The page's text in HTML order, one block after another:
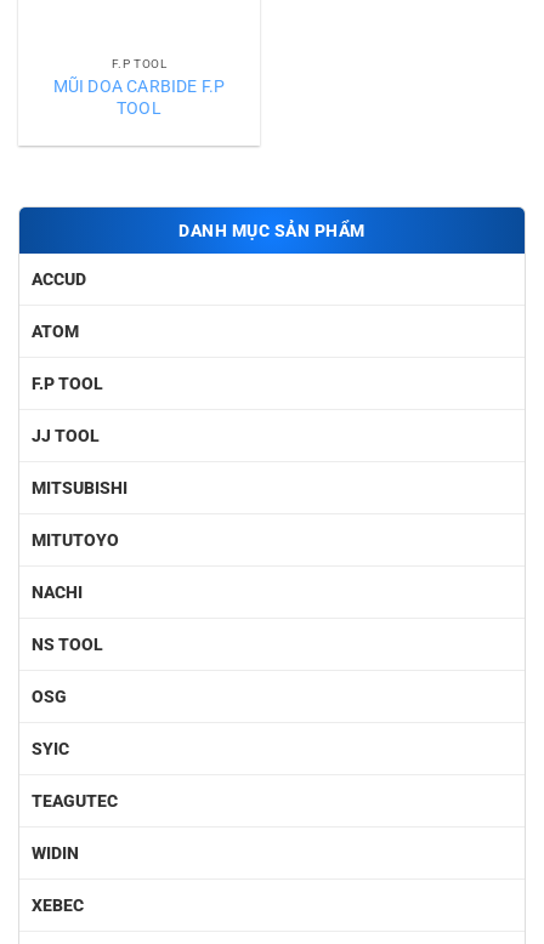
DANH MỤC SẢN PHẨM
ACCUD
ATOM
F.P TOOL
JJ TOOL
MITSUBISHI
MITUTOYO
NACHI
NS TOOL
OSG
SYIC
TEAGUTEC
WIDIN
XEBEC
F.P TOOL
MŨI DOA CARBIDE F.P
TOOL